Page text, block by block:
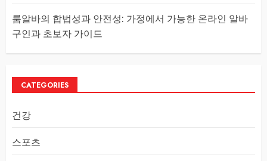
룸알바의 합법성과 안전성: 가정에서 가능한 온라인 알바
구인과 초보자 가이드
CATEGORIES
건강
스포츠